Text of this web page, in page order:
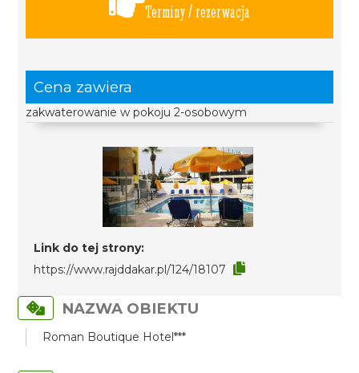
Terminy / rezerwacja
Cena zawiera
zakwaterowanie w pokoju 2-osobowym
Link do tej strony:
https://www.rajddakar.pl/124/18107
NAZWA OBIEKTU
Roman Boutique Hotel***